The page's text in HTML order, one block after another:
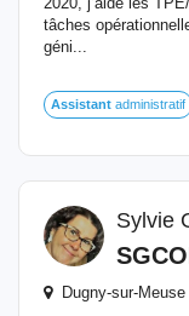
tâches
géni...
Assistant administratif
Sylvie
Dugny-sur-